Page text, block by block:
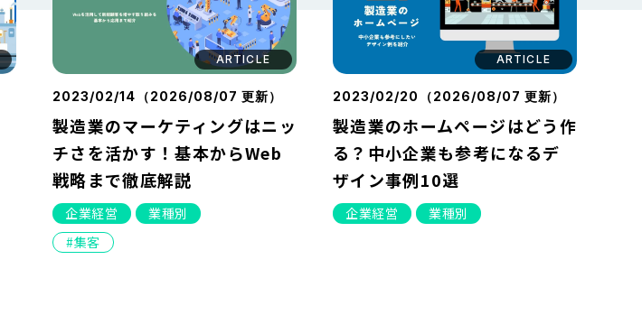
ARTICLE
2023/02/14（2026/08/07 更新）
製造業のマーケティングはニッ
チさを活かす！基本からWeb
戦略まで徹底解説
企業経営
業種別
集客
ARTICLE
2023/02/20（2026/08/07 更新）
製造業のホームページはどう作
る？中小企業も参考になるデ
ザイン事例10選
企業経営 業種別